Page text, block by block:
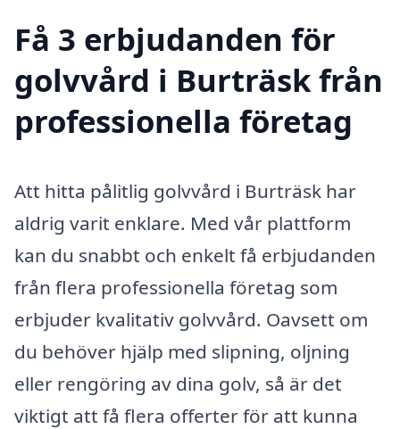
Få 3 erbjudanden för
golvvård i Burträsk från
professionella företag
Att hitta pålitlig golvvård i Burträsk har
aldrig varit enklare. Med vår plattform
kan du snabbt och enkelt få erbjudanden
från flera professionella företag som
erbjuder kvalitativ golvvård. Oavsett om
du behöver hjälp med slipning, oljning
eller rengöring av dina golv, så är det
viktigt att få flera offerter för att kunna